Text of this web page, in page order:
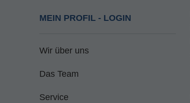
MEIN PROFIL - LOGIN
Wir über uns
Das Team
Service